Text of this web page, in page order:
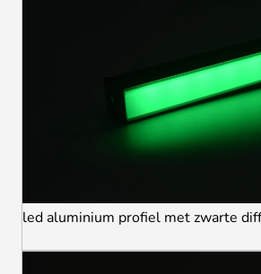
led aluminium profiel met zwarte